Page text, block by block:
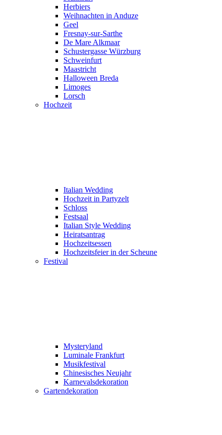
Herbiers
Weihnachten in Anduze
Geel
Fresnay-sur-Sarthe
De Mare Alkmaar
Schustergasse Würzburg
Schweinfurt
Maastricht
Halloween Breda
Limoges
Lorsch
Hochzeit
Italian Wedding
Hochzeit in Partyzelt
Schloss
Festsaal
Italian Style Wedding
Heiratsantrag
Hochzeitsessen
Hochzeitsfeier in der Scheune
Festival
Mysteryland
Luminale Frankfurt
Musikfestival
Chinesisches Neujahr
Karnevalsdekoration
Gartendekoration